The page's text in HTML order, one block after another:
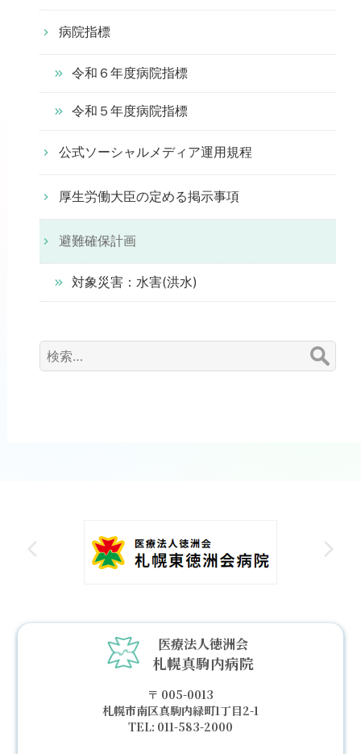
病院指標
令和６年度病院指標
令和５年度病院指標
公式ソーシャルメディア運用規程
厚生労働大臣の定める掲示事項
避難確保計画
対象災害：水害(洪水)
検
索:
医療法人徳洲会
札幌真駒内病院
005-0013
札幌市南区真駒内緑町1丁目2-1
011-583-2000